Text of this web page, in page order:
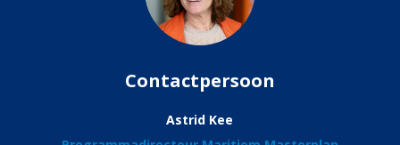
Contactpersoon
Astrid Kee